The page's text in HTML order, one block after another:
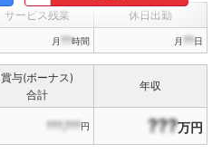
サービス残業 休日出勤
月 ??時間 月 ??日
賞与(ボーナス)
合計
年収
???,???円 ???万円